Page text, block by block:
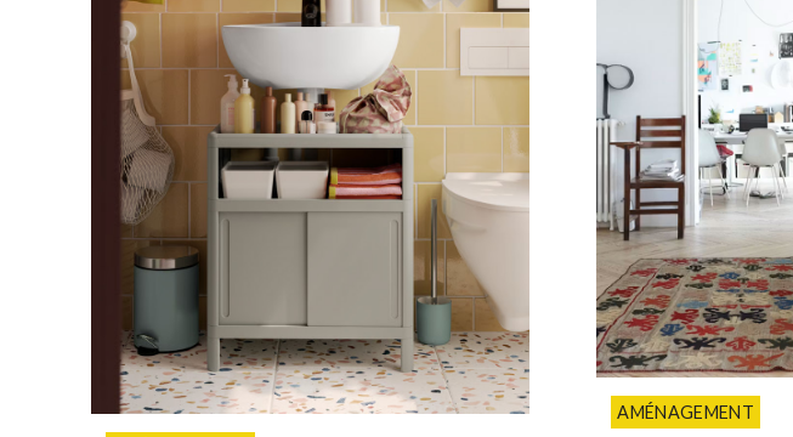
AMÉNAGEMENT